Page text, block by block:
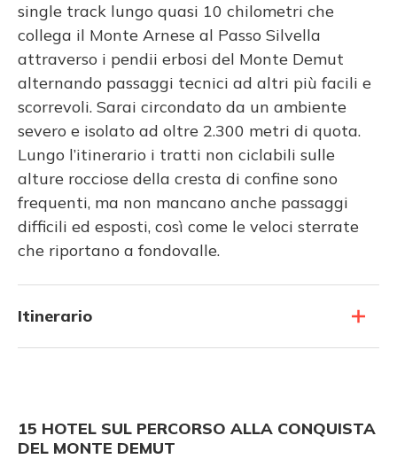
single track lungo quasi 10 chilometri che
collega il Monte Arnese al Passo Silvella
attraverso i pendii erbosi del Monte Demut
alternando passaggi tecnici ad altri più facili e
scorrevoli. Sarai circondato da un ambiente
severo e isolato ad oltre 2.300 metri di quota.
Lungo l’itinerario i tratti non ciclabili sulle
alture rocciose della cresta di confine sono
frequenti, ma non mancano anche passaggi
difficili ed esposti, così come le veloci sterrate
che riportano a fondovalle.
Itinerario
15 HOTEL SUL PERCORSO ALLA CONQUISTA
DEL MONTE DEMUT